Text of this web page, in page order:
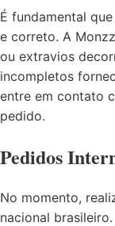
É fundamental
e correto. A
ou extravios
incompletos
entre em contato
pedido.
Pedidos
No momento,
nacional brasileiro.